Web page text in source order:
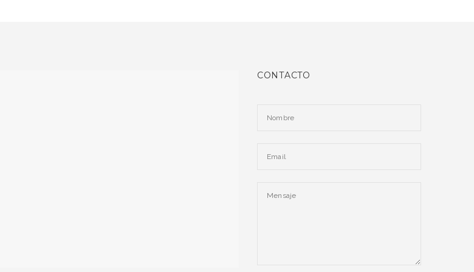
CONTACTO